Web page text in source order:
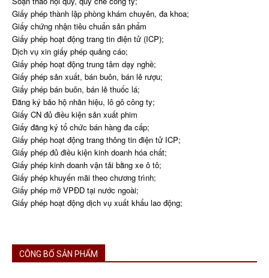
Giấy phép thành lập phòng khám chuyên, đa khoa;
Giấy chứng nhận tiêu chuẩn sản phẩm
Giấy phép hoạt động trang tin điện tử (ICP);
Dịch vụ xin giấy phép quảng cáo;
Giấy phép hoạt động trung tâm dạy nghề;
Giấy phép sản xuất, bán buôn, bán lẻ rượu;
Giấy phép bán buôn, bán lẻ thuốc lá;
Đăng ký bảo hộ nhãn hiệu, lô gô công ty;
Giấy CN đủ điều kiện sản xuất phim
Giấy đăng ký tổ chức bán hàng đa cấp;
Giấy phép hoạt động trang thông tin điện tử ICP;
Giấy phép đủ điều kiện kinh doanh hóa chất;
Giấy phép kinh doanh vận tải bằng xe ô tô;
Giấy phép khuyến mãi theo chương trình;
Giấy phép mở VPĐD tại nước ngoài;
Giấy phép hoạt động dịch vụ xuất khẩu lao động;
CÔNG BỐ SẢN PHẨM